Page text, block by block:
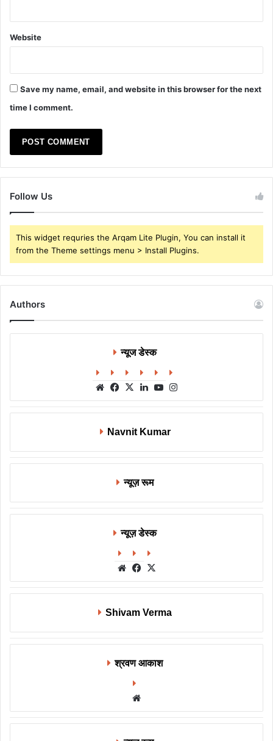
Website
Save my name, email, and website in this browser for the next
time I comment.
Follow Us
This widget requries the Arqam Lite Plugin, You can install it
from the Theme settings menu > Install Plugins.
Authors
न्यूज डेस्क
WebsiteFacebook
X LinkedInYouTube
Navnit Kumar
न्यूज़ रूम
न्यूज़ डेस्क
WebsiteFacebook
Shivam Verma
श्रवण आकाश